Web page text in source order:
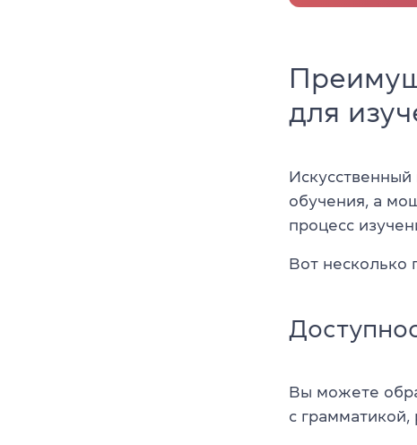
для
обучения, а
процесс
Вот несколько
Вы можете
с грамматикой,